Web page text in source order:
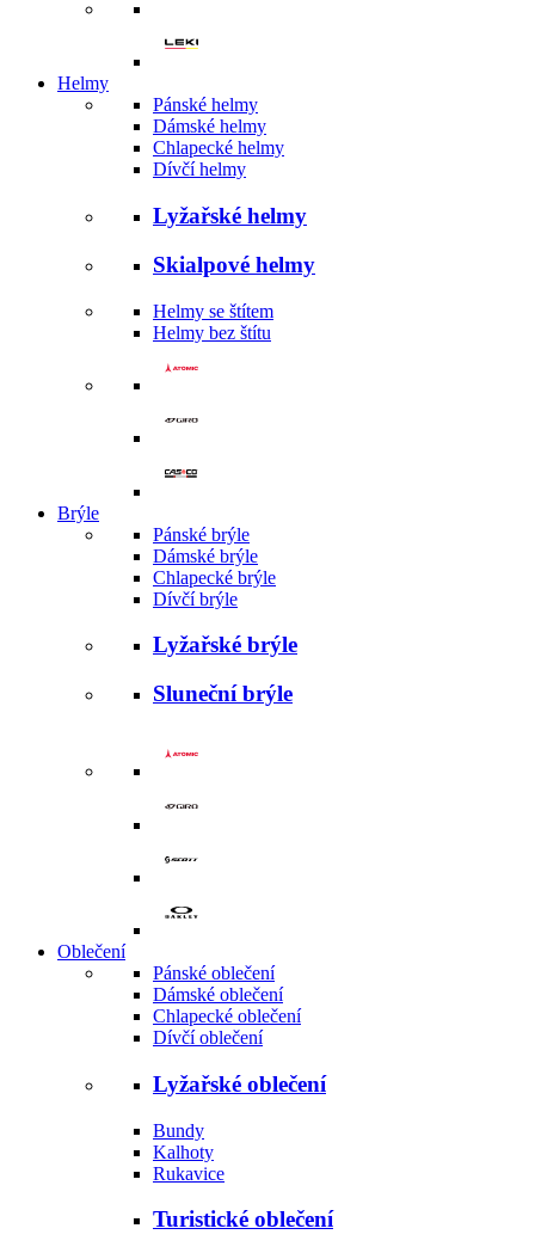
Helmy
Pánské helmy
Dámské helmy
Chlapecké helmy
Dívčí helmy
Lyžařské helmy
Skialpové helmy
Helmy se štítem
Helmy bez štítu
Brýle
Pánské brýle
Dámské brýle
Chlapecké brýle
Dívčí brýle
Lyžařské brýle
Sluneční brýle
Oblečení
Pánské oblečení
Dámské oblečení
Chlapecké oblečení
Dívčí oblečení
Lyžařské oblečení
Bundy
Kalhoty
Rukavice
Turistické oblečení